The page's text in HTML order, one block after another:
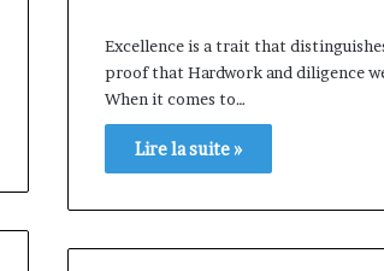
Excellence is a trait that
proof that Hardwork and diligence
When it comes to…
Lire la suite »